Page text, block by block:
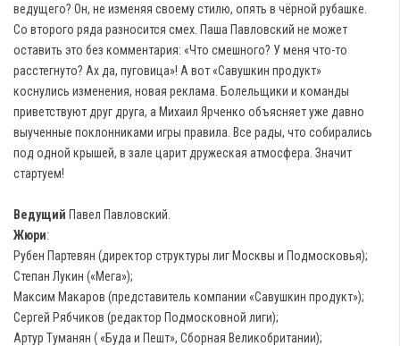
ведущего? Он, не изменяя своему стилю, опять в чёрной рубашке.
Со второго ряда разносится смех. Паша Павловский не может
оставить это без комментария: «Что смешного? У меня что-то
расстегнуто? Ах да, пуговица»! А вот «Савушкин продукт»
коснулись изменения, новая реклама. Болельщики и команды
приветствуют друг друга, а Михаил Ярченко объясняет уже давно
выученные поклонниками игры правила. Все рады, что собирались
под одной крышей, в зале царит дружеская атмосфера. Значит
стартуем!
Ведущий Павел Павловский.
Жюри:
Рубен Партевян (директор структуры лиг Москвы и Подмосковья);
Степан Лукин («Мега»);
Максим Макаров (представитель компании «Савушкин продукт»);
Сергей Рябчиков (редактор Подмосковной лиги);
Артур Туманян ( «Буда и Пешт», Сборная Великобритании);